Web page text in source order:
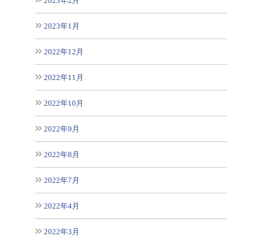
2023年1月
2022年12月
2022年11月
2022年10月
2022年9月
2022年8月
2022年7月
2022年4月
2022年3月